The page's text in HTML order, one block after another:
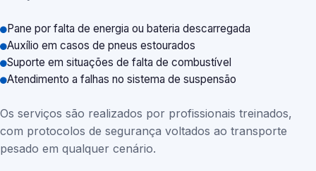
Pane por falta de energia ou bateria descarregada
Auxílio em casos de pneus estourados
Suporte em situações de falta de combustível
Atendimento a falhas no sistema de suspensão
Os serviços são realizados por profissionais treinados,
com protocolos de segurança voltados ao transporte
pesado em qualquer cenário.